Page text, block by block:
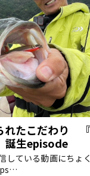
れたこだわり
誕生episode
している動画にちょ